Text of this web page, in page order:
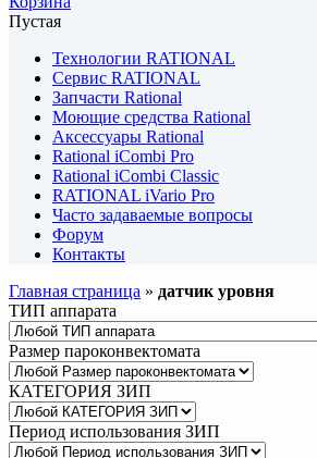
Пустая
Технологии RATIONAL
Сервис RATIONAL
Запчасти Rational
Моющие средства Rational
Аксессуары Rational
Rational iCombi Pro
Rational iCombi Classic
RATIONAL iVario Pro
Часто задаваемые вопросы
Форум
Контакты
Главная страница » датчик уровня
ТИП аппарата
Размер пароконвектомата
КАТЕГОРИЯ ЗИП
Период использования ЗИП